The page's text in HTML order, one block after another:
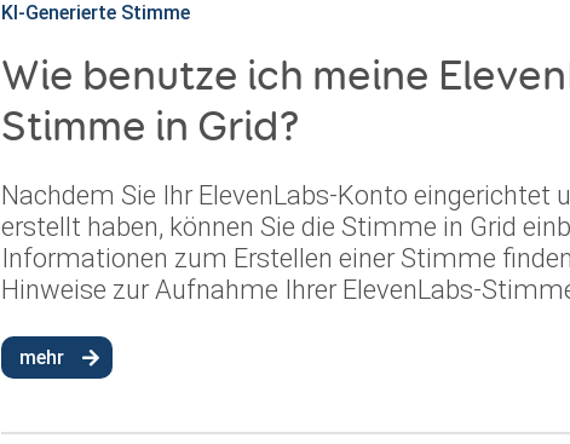
KI-Generierte Stimme
Wie benutze ich meine
Stimme in Grid?
Nachdem Sie Ihr ElevenLabs-Konto eingerichtet
erstellt haben, können Sie die Stimme in Grid
Informationen zum Erstellen einer Stimme
Hinweise zur Aufnahme Ihrer ElevenLabs-
mehr